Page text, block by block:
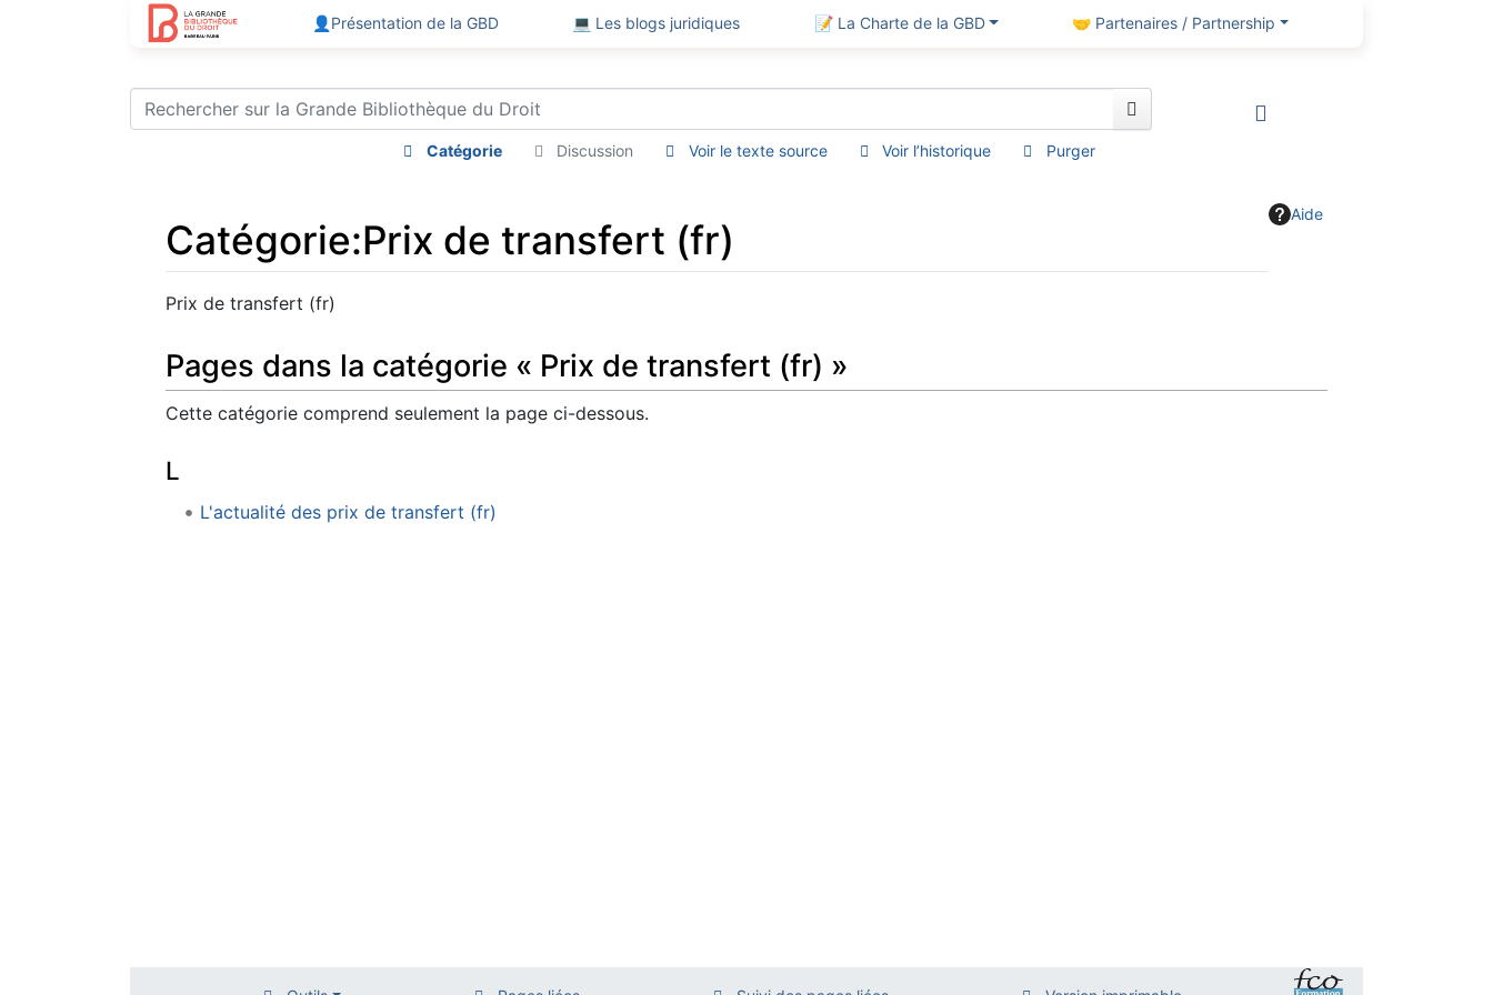
👤Présentation de la GBD 💻 Les blogs juridiques 📝 La Charte de la GBD 🤝 Partenaires / Partnership
Catégorie Discussion Voir le texte source Voir l’historique Purger
Aide
Catégorie:Prix de transfert (fr)
Aller à : navigation,rechercher
Prix de transfert (fr)
Pages dans la catégorie « Prix de transfert (fr) »
Cette catégorie comprend seulement la page ci-dessous.
L
L'actualité des prix de transfert (fr)